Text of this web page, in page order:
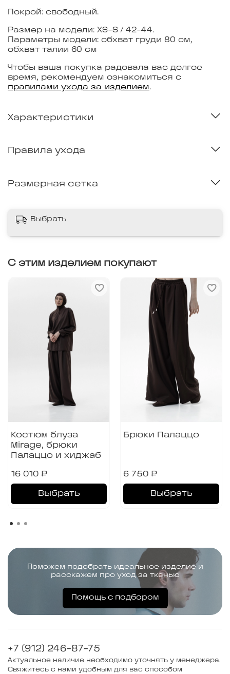
Покрой: свободный.
Размер на модели: XS-S / 42-44.
Параметры модели: обхват груди 80 см,
обхват талии 60 см
Чтобы ваша покупка радовала вас долгое
время, рекомендуем ознакомиться с
правилами ухода за изделием.
Характеристики
Правила ухода
Размерная сетка
Выбрать
С этим изделием покупают
Костюм блуза
Mirage, брюки
Палаццо и хиджаб
16 010 ₽
Выбрать
Брюки Палаццо
6 750 ₽
Выбрать
Поможем подобрать идеальное изделие и
расскажем про уход за тканью
Помощь с подбором
+7 (912) 246-87-75
Актуальное наличие необходимо уточнять у менеджера.
Свяжитесь с нами удобным для вас способом